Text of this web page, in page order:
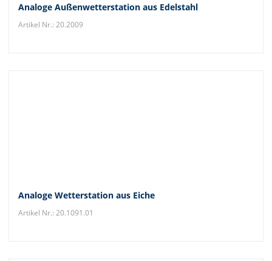
Analoge Außenwetterstation aus Edelstahl
Artikel Nr.: 20.2009
Analoge Wetterstation aus Eiche
Artikel Nr.: 20.1091.01